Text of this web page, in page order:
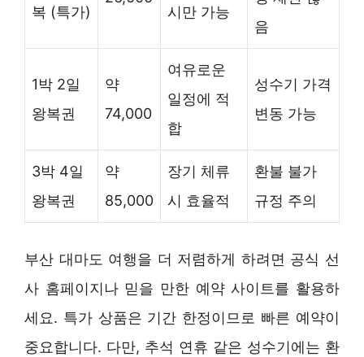
복 (특가)
시만 가능
음
1박 2일
왕복권
약
74,000
여유로운
일정에 적
합
성수기 가격
변동 가능
3박 4일
왕복권
약
85,000
장기 체류
시 효율적
환불 불가
규정 주의
부산 대마도 여행을 더 저렴하게 하려면 공식 선
사 홈페이지나 믿을 만한 예약 사이트를 활용하
세요. 특가 상품은 기간 한정이므로 빠른 예약이
중요합니다. 다만, 추석 연휴 같은 성수기에는 환